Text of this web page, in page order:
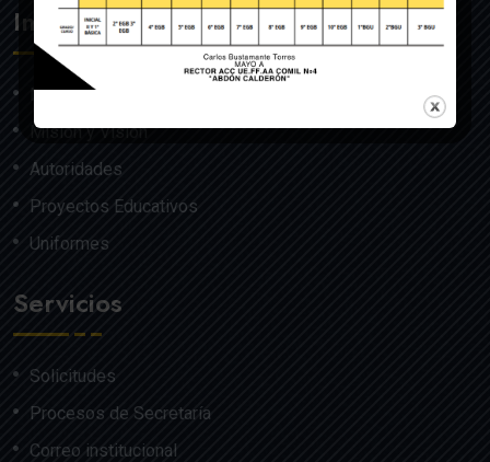
Institución
Nosotros
Misión y Visión
Autoridades
Proyectos Educativos
Uniformes
Servicios
Solicitudes
Procesos de Secretaría
Correo institucional